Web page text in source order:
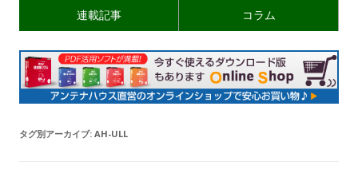
連載記事 コラム
タグ別アーカイブ: AH-ULL